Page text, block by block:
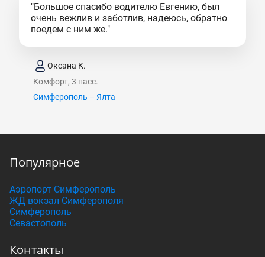
"Большое спасибо водителю Евгению, был
очень вежлив и заботлив, надеюсь, обратно
поедем с ним же."
Оксана К.
Комфорт, 3 пасс.
Симферополь – Ялта
Популярное
Аэропорт Симферополь
ЖД вокзал Симферополя
Симферополь
Севастополь
Контакты